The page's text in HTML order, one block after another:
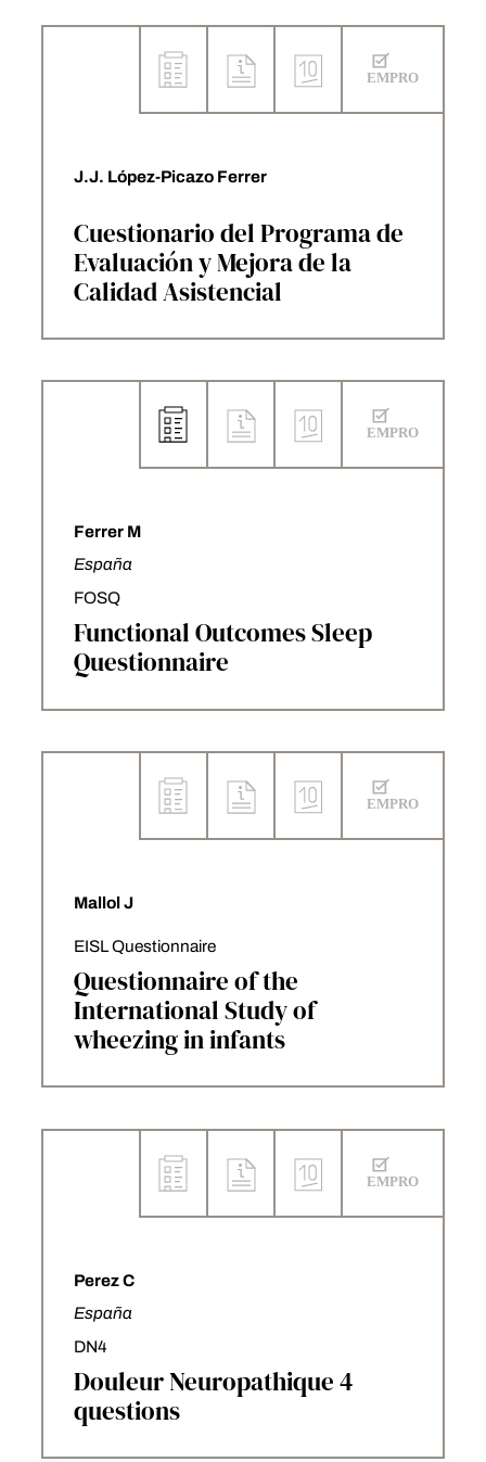
J.J. López-Picazo Ferrer
Cuestionario del Programa de
Evaluación y Mejora de la
Calidad Asistencial
Ferrer M
España
FOSQ
Functional Outcomes Sleep
Questionnaire
Mallol J
EISL Questionnaire
Questionnaire of the
International Study of
wheezing in infants
Perez C
España
DN4
Douleur Neuropathique 4
questions